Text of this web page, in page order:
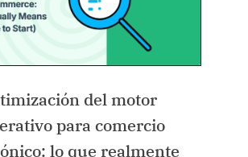
del motor
para comercio
lo que realmente